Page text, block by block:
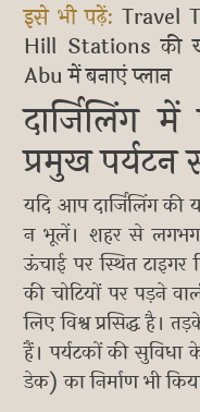
इसे भी पढ़ें:Travel
Hill Stations की
Abu में बनाएं प्लान
प्रमुख पर्यटन
यदि आप दार्जिलिंग की
न भूलें। शहर से लगभग
ऊंचाई पर स्थित
की चोटियों पर पड़ने
लिए विश्व प्रसिद्ध है।
हैं। पर्यटकों की
डेक) का निर्माण भी